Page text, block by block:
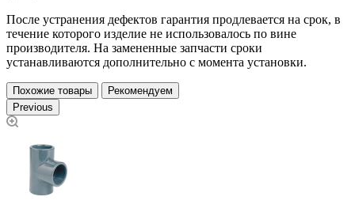
После устранения дефектов гарантия продлевается на срок, в
течение которого изделие не использовалось по вине
производителя. На замененные запчасти сроки
устанавливаются дополнительно с момента установки.
Похожие товары
Рекомендуем
Previous